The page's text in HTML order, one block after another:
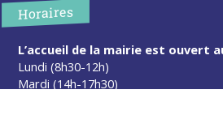
Horaires
L’accueil de la mairie est ouvert
Lundi (8h30-12h)
Mardi (14h-17h30)